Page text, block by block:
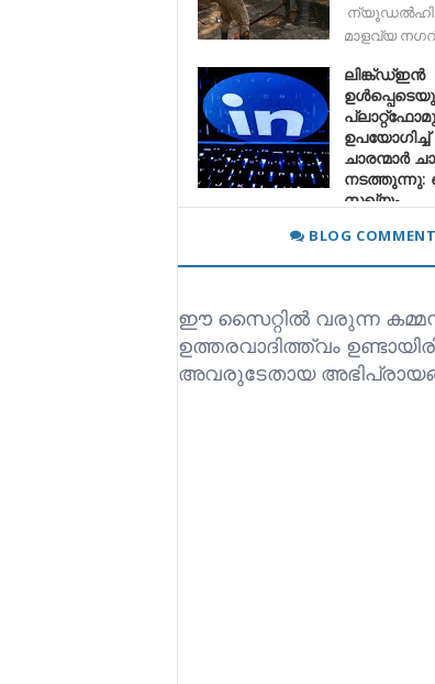
ന്യൂഡൽഹി:
മാളവ്യ
ലിങ്ക്ഡ്‌ഇൻ
ചാരന്മാർ
സഖ്യം
BLOG
ഈ സൈറ്റിൽ വരുന്ന
ഉത്തരവാദിത്ത്വം
അവരുടേതായ